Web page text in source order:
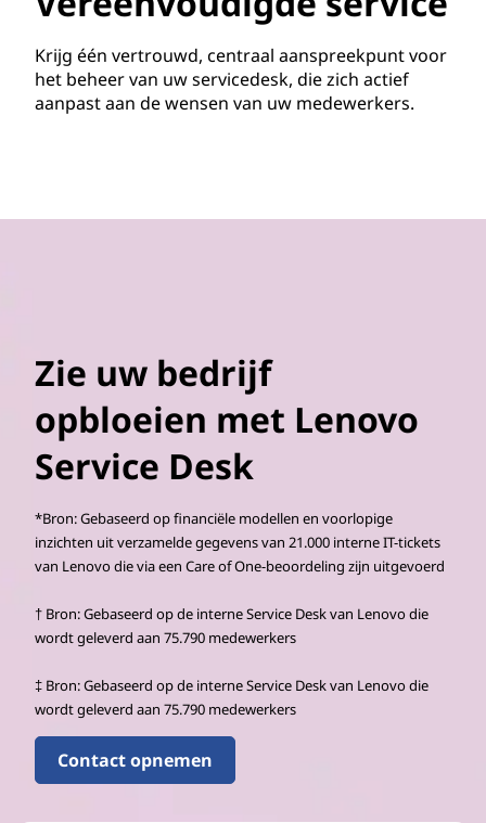
Krijg één vertrouwd, centraal aanspreekpunt voor
het beheer van uw servicedesk, die zich actief
aanpast aan de wensen van uw medewerkers.
Zie uw bedrijf
opbloeien met Lenovo
Service Desk
*Bron: Gebaseerd op financiële modellen en voorlopige
inzichten uit verzamelde gegevens van 21.000 interne IT-tickets
van Lenovo die via een Care of One-beoordeling zijn uitgevoerd
† Bron: Gebaseerd op de interne Service Desk van Lenovo die
wordt geleverd aan 75.790 medewerkers
‡ Bron: Gebaseerd op de interne Service Desk van Lenovo die
wordt geleverd aan 75.790 medewerkers
Contact opnemen